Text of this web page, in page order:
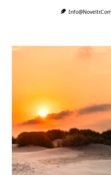
Info@noveltr.com